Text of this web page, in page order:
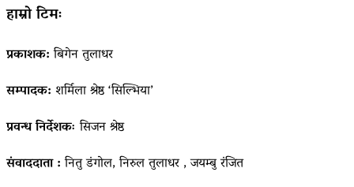
हाम्रो टिमः
प्रकाशक:बिगेन तुलाधर
सम्पादक: शर्मिला श्रेष्ठ ‘सिल्भिया’
प्रवन्ध निर्देशकःसिजन श्रेष्ठ
संवाददाता :नितु डंगोल, निरुल तुलाधर , जयम्बु रंजित